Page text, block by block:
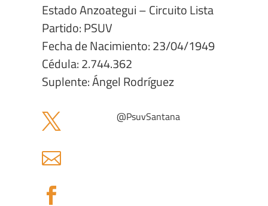
Estado Anzoategui – Circuito Lista
Partido: PSUV
Fecha de Nacimiento: 23/04/1949
Cédula: 2.744.362
Suplente: Ángel Rodríguez
 @PsuvSantana

